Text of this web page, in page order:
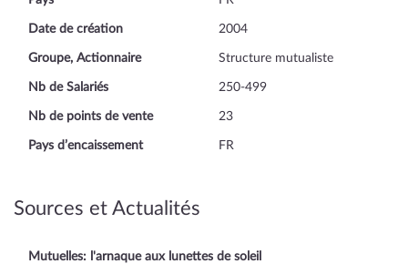
Date de création 2004
Groupe, Actionnaire Structure mutualiste
Nb de Salariés 250-499
Nb de points de vente 23
Pays d’encaissement FR
Sources et Actualités
Mutuelles: l'arnaque aux lunettes de soleil